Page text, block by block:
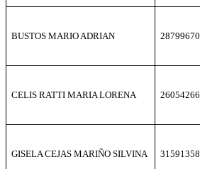
BUSTOS MARIO ADRIAN 28799670
CELIS RATTI MARIA LORENA 26054266
GISELA CEJAS MARIÑO SILVINA 31591358